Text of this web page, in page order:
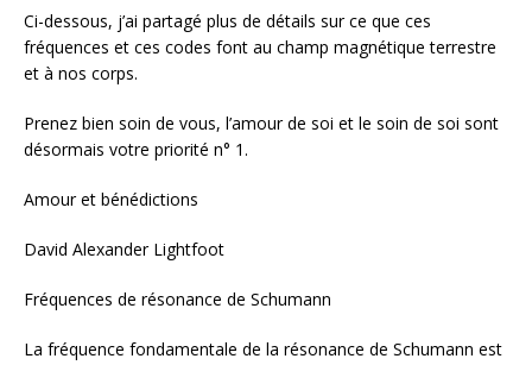
Ci-dessous, j’ai partagé plus de détails sur ce que ces
fréquences et ces codes font au champ magnétique terrestre
et à nos corps.
Prenez bien soin de vous, l’amour de soi et le soin de soi sont
désormais votre priorité n° 1.
Amour et bénédictions
David Alexander Lightfoot
Fréquences de résonance de Schumann
La fréquence fondamentale de la résonance de Schumann est